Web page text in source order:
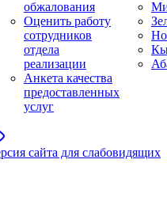
обжалования
Оценить работу
сотрудников
отдела
реализации
Анкета качества
предоставленных
услуг
сайта для слабовидящих